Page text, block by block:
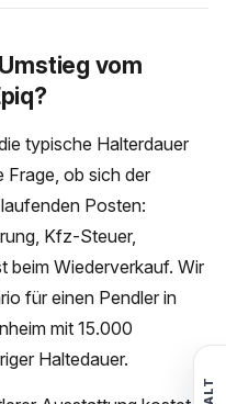
vom
typische Halterdauer
Frage, ob sich der
Posten:
Kfz-Steuer,
beim Wiederverkauf. Wir
für einen Pendler in
mit 15.000
Haltedauer.